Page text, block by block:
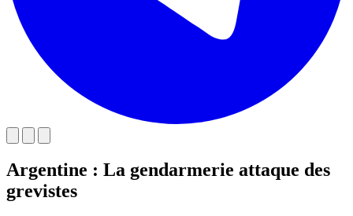
Argentine : La gendarmerie attaque des
grevistes